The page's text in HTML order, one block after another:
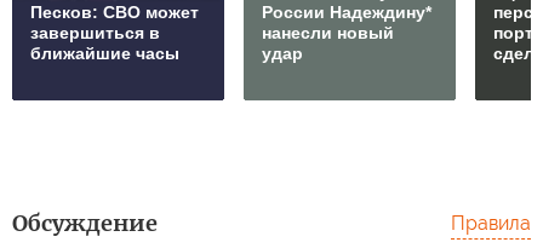
Песков: СВО может
завершиться в
ближайшие часы
России Надеждину*
нанесли новый
удар
Обсуждение Правила